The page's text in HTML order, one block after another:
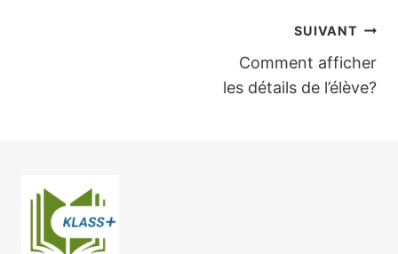
SUIVANT
Comment afficher
les détails de l’élève?